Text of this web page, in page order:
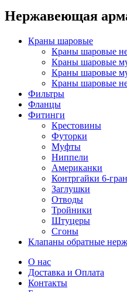
Нержавеющая
Краны шаровые
Краны шаровые
Краны шаровые
Краны шаровые
Краны шаровые
Фильтры
Фланцы
Фитинги
Крестовины
Футорки
Муфты
Ниппели
Американки
Контргайки 6-
Заглушки
Отводы
Тройники
Штуцеры
Сгоны
Клапаны обратные
О нас
Доставка и Оплата
Контакты